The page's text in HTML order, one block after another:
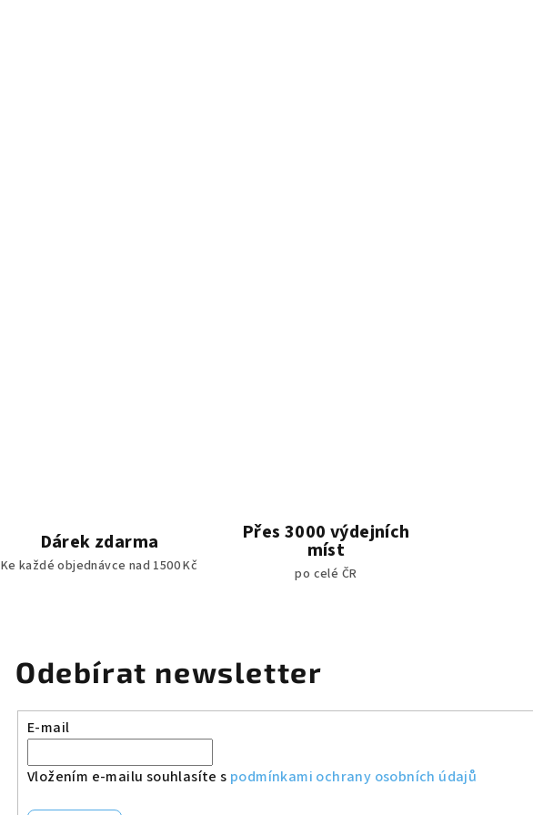
Dárek zdarma
Ke každé objednávce nad 1500 Kč
Přes 3000 výdejních
míst
po celé ČR
Odebírat newsletter
E-mail
Vložením e-mailu souhlasíte s podmínkami ochrany osobních údajů